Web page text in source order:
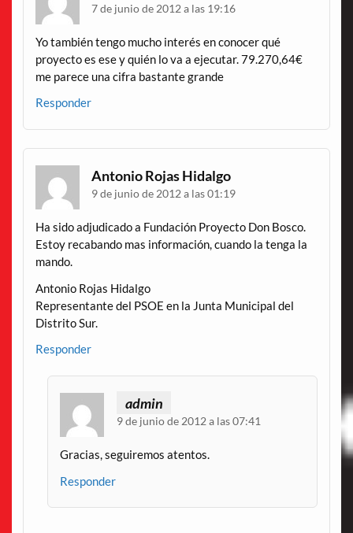
7 de junio de 2012 a las 19:16
Yo también tengo mucho interés en conocer qué
proyecto es ese y quién lo va a ejecutar. 79.270,64€
me parece una cifra bastante grande
Responder
Antonio Rojas Hidalgo
9 de junio de 2012 a las 01:19
Ha sido adjudicado a Fundación Proyecto Don Bosco.
Estoy recabando mas información, cuando la tenga la
mando.
Antonio Rojas Hidalgo
Representante del PSOE en la Junta Municipal del
Distrito Sur.
Responder
admin
9 de junio de 2012 a las 07:41
Gracias, seguiremos atentos.
Responder